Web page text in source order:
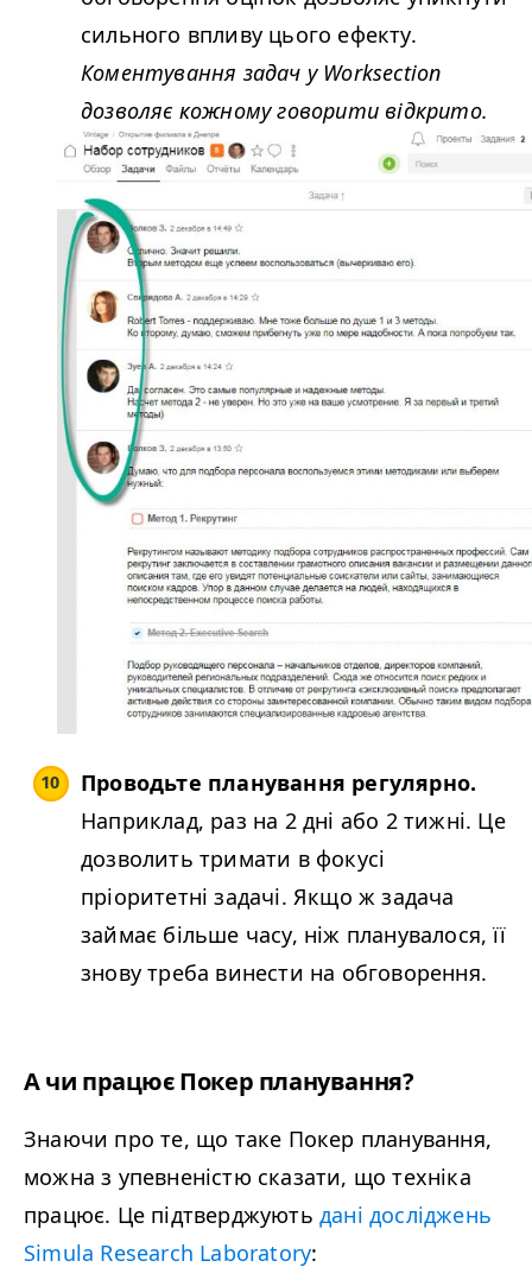
сильного впливу цього ефекту.
Коментування задач у Work­sec­tion
дозволяє кожному говорити відкрито.
Проводьте планування регулярно.
Наприклад, раз на 2 дні або 2 тижні. Це
дозволить тримати в фокусі
пріоритетні задачі. Якщо ж задача
займає більше часу, ніж планувалося, її
знову треба винести на обговорення.
А чи працює Покер планування?
Знаючи про те, що таке Покер планування,
можна з упевненістю сказати, що техніка
працює. Це підтверджують дані досліджень
Sim­u­la Research Lab­o­ra­to­ry: